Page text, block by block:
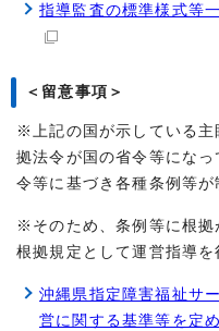
指導監査の標準様式等
＜留意事項＞
※上記の国が示している主
拠法令が国の省令等にな
令等に基づき各種条例等が
※そのため、条例等に根拠
根拠規定として運営指導を
沖縄県指定障害福祉サ
営に関する基準等を定